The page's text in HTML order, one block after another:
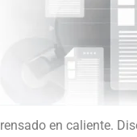
en caliente.